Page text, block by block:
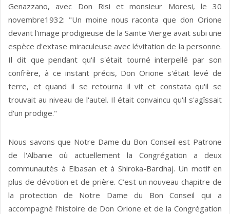
Genazzano, avec Don Risi et monsieur Moresi, le 30
novembre1932: "Un moine nous raconta que don Orione
devant l'image prodigieuse de la Sainte Vierge avait subi une
espèce d'extase miraculeuse avec lévitation de la personne.
Il dit que pendant qu'il s'était tourné interpellé par son
confrère, à ce instant précis, Don Orione s'était levé de
terre, et quand il se retourna il vit et constata qu'il se
trouvait au niveau de l'autel. Il était convaincu qu'il s'agîssait
d'un prodige."
Nous savons que Notre Dame du Bon Conseil est Patrone
de l'Albanie où actuellement la Congrégation a deux
communautés à Elbasan et à Shiroka-Bardhaj. Un motif en
plus de dévotion et de prière. C’est un nouveau chapitre de
la protection de Notre Dame du Bon Conseil qui a
accompagné l'histoire de Don Orione et de la Congrégation